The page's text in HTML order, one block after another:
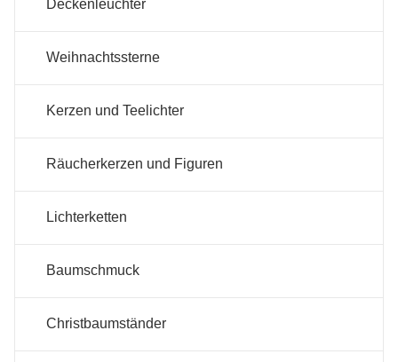
Deckenleuchter
Weihnachtssterne
Kerzen und Teelichter
Räucherkerzen und Figuren
Lichterketten
Baumschmuck
Christbaumständer